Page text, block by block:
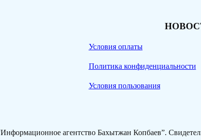
Условия оплаты
Политика конфиденциальности
Условия пользования
агентство Бахытжан Копбаев”.